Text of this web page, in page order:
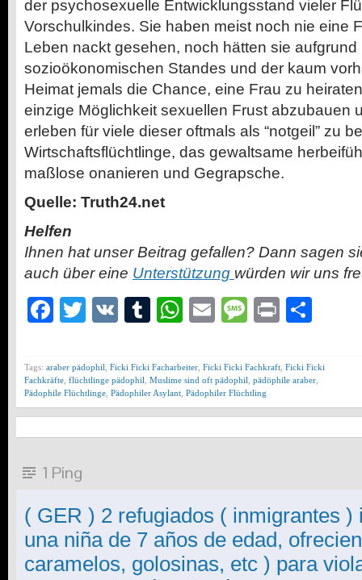
der psychosexuelle Entwicklungsstand vieler
Vorschulkindes. Sie haben meist noch nie eine
Leben nackt gesehen, noch hätten sie
sozioökonomischen Standes und der kaum
Heimat jemals die Chance, eine Frau zu
einzige Möglichkeit sexuellen Frust abzubauen
erleben für viele dieser oftmals als “notgeil” zu
Wirtschaftsflüchtlinge, das gewaltsame
maßlose onanieren und Gegrapsche.
Quelle: Truth24.net
Helfen
Ihnen hat unser Beitrag gefallen? Dann sagen
auch über eine Unterstützung würden wir uns
Facebook
Twitter
VK Tumblr
WhatsApp
EmailMessage
Print
Tags: araber pädophil Ficki Ficki Facharbeiter Ficki Ficki Fachkraft Ficki Ficki
Fachkräfte flüchtlinge pädophil Muslime sind oft pädophil pädöphile araber
Pädophile Flüchtlinge Pädophiler Asylant Pädophiler Flüchtling
1 Ping
( GER ) 2 refugiados ( inmigrantes )
una niña de 7 años de edad,
caramelos, golosinas, etc ) para